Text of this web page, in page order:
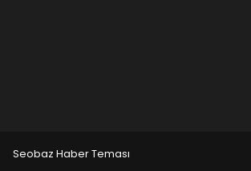
Seobaz Haber Teması